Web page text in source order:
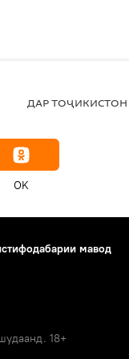
ДАР ТОҶИКИСТОН
OK
мавод
18+